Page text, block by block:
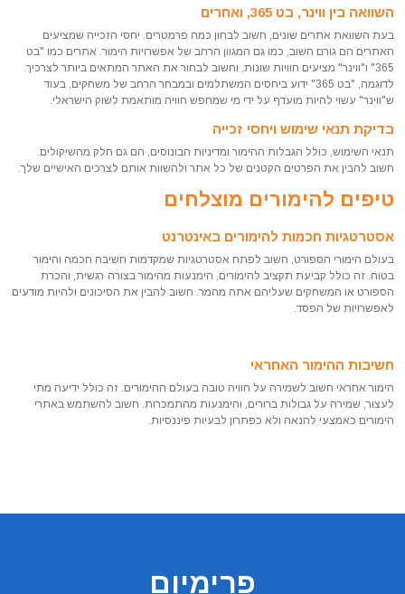
השוואה בין ווינר, בט 365, ואחרים
בעת השוואת אתרים שונים, חשוב לבחון כמה פרמטרים. יחסי הזכייה שמציעים
האתרים הם גורם חשוב, כמו גם המגוון הרחב של אפשרויות הימור. אתרים כמו "בט
365" ו"ווינר" מציעים חוויות שונות, וחשוב לבחור את האתר המתאים ביותר לצרכיך.
לדוגמה, "בט 365" ידוע ביחסים המשתלמים ובמבחר הרחב של משחקים, בעוד
ש"ווינר" עשוי להיות מועדף על ידי מי שמחפש חוויה מותאמת לשוק הישראלי.
בדיקת תנאי שימוש ויחסי זכייה
תנאי השימוש, כולל הגבלות ההימור ומדיניות הבונוסים, הם גם חלק מהשיקולים.
חשוב להבין את הפרטים הקטנים של כל אתר ולהשוות אותם לצרכים האישיים שלך.
טיפים להימורים מוצלחים
אסטרטגיות חכמות להימורים באינטרנט
בעולם הימורי הספורט, חשוב לפתח אסטרטגיות שמקדמות חשיבה חכמה והימור
בטוח. זה כולל קביעת תקציב להימורים, הימנעות מהימור בצורה רגשית, והכרת
הספורט או המשחקים שעליהם אתה מהמר. חשוב להבין את הסיכונים ולהיות מודעים
לאפשרויות של הפסד.
חשיבות ההימור האחראי
הימור אחראי חשוב לשמירה על חוויה טובה בעולם ההימורים. זה כולל ידיעה מתי
לעצור, שמירה על גבולות ברורים, והימנעות מהתמכרות. חשוב להשתמש באתרי
הימורים כאמצעי להנאה ולא כפתרון לבעיות פיננסיות.
פרימיום